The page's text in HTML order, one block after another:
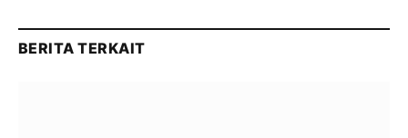
BERITA TERKAIT